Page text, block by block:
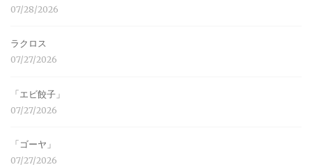
07/28/2026
ラクロス
07/27/2026
「エビ餃子」
07/27/2026
「ゴーヤ」
07/27/2026